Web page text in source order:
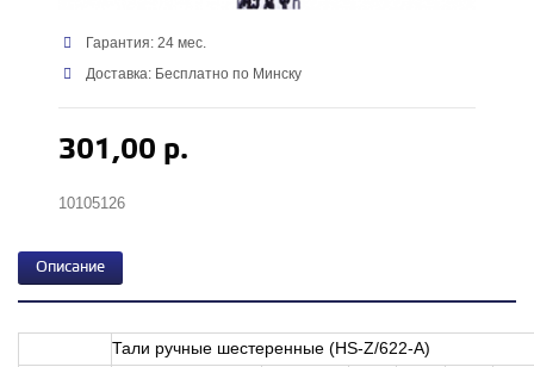
Гарантия: 24 мес.
Доставка: Бесплатно по Минску
301,00 р.
10105126
Описание
Тали ручные шестеренные (HS-Z/622-A)